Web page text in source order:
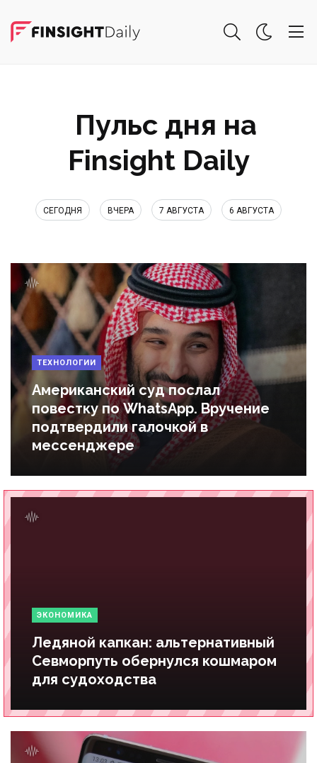
Пульс дня на
Finsight Daily
СЕГОДНЯ ВЧЕРА 7 АВГУСТА 6 АВГУСТА
ТЕХНОЛОГИИ
Американский суд послал
повестку по WhatsApp. Вручение
подтвердили галочкой в
мессенджере
ЭКОНОМИКА
Ледяной капкан: альтернативный
Севморпуть обернулся кошмаром
для судоходства